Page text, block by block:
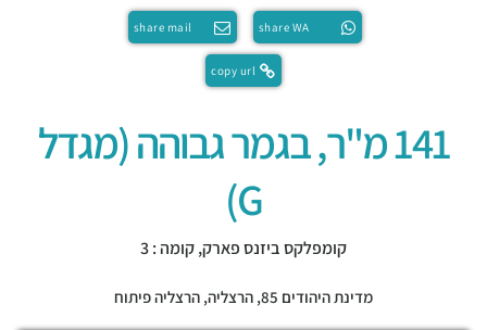
share WA
share mail
copy url
141 מ"ר, בגמר גבוהה (מגדל
G)
קומפלקס ביזנס פארק, קומה : 3
מדינת היהודים 85, הרצליה, הרצליה פיתוח